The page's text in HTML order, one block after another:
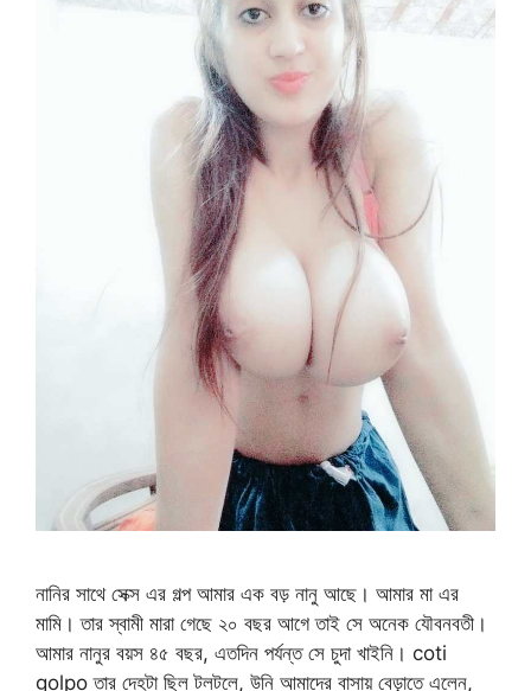
নানির সাথে সেক্স এর গল্প আমার এক বড় নানু আছে। আমার মা এর
মামি। তার স্বামী মারা গেছে ২০ বছর আগে তাই সে অনেক যৌবনবতী।
আমার নানুর বয়স ৪৫ বছর, এতদিন পর্যন্ত সে চুদা খাইনি। coti
golpo তার দেহটা ছিল টলটলে, উনি আমাদের বাসায় বেড়াতে এলেন,